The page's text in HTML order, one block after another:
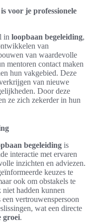
voor je professionele
in loopbaan begeleiding,
van
van waardevolle
mentoren contact maken
hun vakgebied. Deze
van nieuwe
Door deze
ze zich zekerder in hun
begeleiding is
interactie met ervaren
inzichten en adviezen.
keuzes te
ook om obstakels te
hadden kunnen
vertrouwenspersoon
wat een directe
groei.